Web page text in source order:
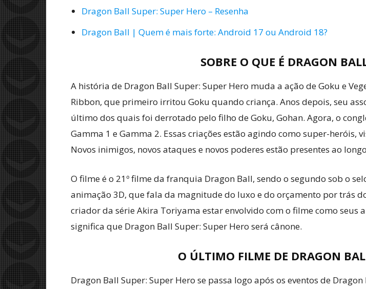
Dragon Ball Super: Super Hero – Resenha
Dragon Ball | Quem é mais forte: Android 17 ou Android 18?
SOBRE O QUE É DRAGON
A história de Dragon Ball Super: Super Hero muda a ação de Goku e
Ribbon, que primeiro irritou Goku quando criança. Anos depois, seu
último dos quais foi derrotado pelo filho de Goku, Gohan. Agora, o
Gamma 1 e Gamma 2. Essas criações estão agindo como super-
Novos inimigos, novos ataques e novos poderes estão presentes ao
O filme é o 21º filme da franquia Dragon Ball, sendo o segundo sob o
animação 3D, que fala da magnitude do luxo e do orçamento por trás
criador da série Akira Toriyama estar envolvido com o filme como seus
significa que Dragon Ball Super: Super Hero será cânone.
O ÚLTIMO FILME DE DRAGON
Dragon Ball Super: Super Hero se passa logo após os eventos de